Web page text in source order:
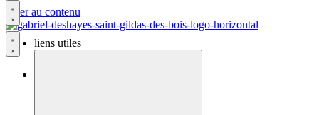
Aller au contenu
liens utiles